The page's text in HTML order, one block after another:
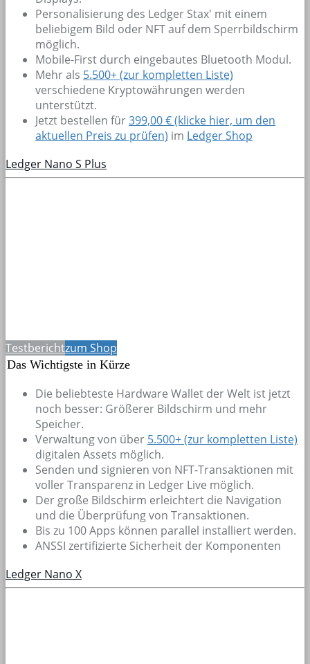
Personalisierung des Ledger Stax' mit einem
beliebigem Bild oder NFT auf dem Sperrbildschirm
möglich.
Mobile-First durch eingebautes Bluetooth Modul.
Mehr als 5.500+(zur kompletten Liste)
verschiedene Kryptowährungen werden
unterstützt.
Jetzt bestellen für399,00 € (klicke hier, um den
aktuellen Preis zu prüfen) im Ledger Shop
Ledger Nano S Plus
Testberichtzum Shop
Das Wichtigste in Kürze
Die beliebteste Hardware Wallet der Welt ist jetzt
noch besser: Größerer Bildschirm und mehr
Speicher.
Verwaltung von über 5.500+(zur kompletten Liste)
digitalen Assets möglich.
Senden und signieren von NFT-Transaktionen mit
voller Transparenz in Ledger Live möglich.
Der große Bildschirm erleichtert die Navigation
und die Überprüfung von Transaktionen.
Bis zu 100 Apps können parallel installiert werden.
ANSSI zertifizierte Sicherheit der Komponenten
Ledger Nano X